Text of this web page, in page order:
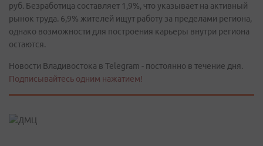
руб. Безработица составляет 1,9%, что указывает на активный
рынок труда. 6,9% жителей ищут работу за пределами региона,
однако возможности для построения карьеры внутри региона
остаются.
Новости Владивостока в Telegram - постоянно в течение дня.
Подписывайтесь одним нажатием!